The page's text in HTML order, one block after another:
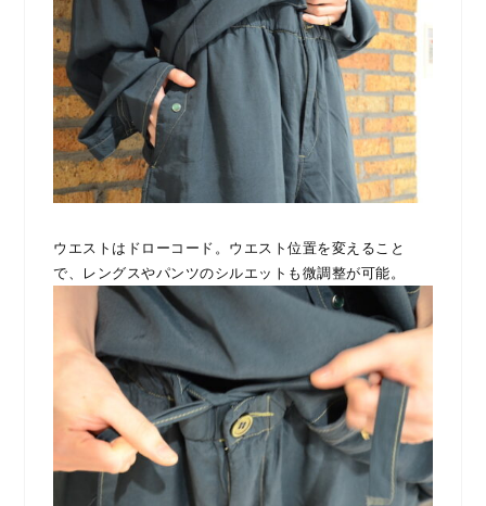
ウエストはドローコード。ウエスト位置を変えること
で、レングスやパンツのシルエットも微調整が可能。